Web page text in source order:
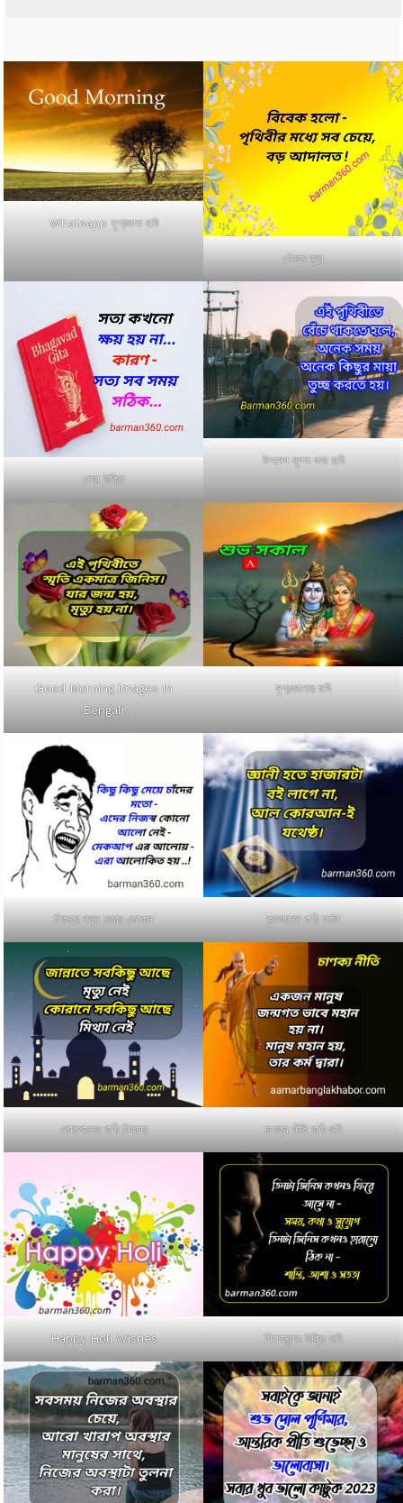
Whatsapp সুপ্রভাত ছবি
গৌতম বুদ্ধ
সেরা উক্তি
উপদেশ মূলক কথা ছবি
Good Morning images In
Bengali
সুপ্রভাতের ছবি
পিকচার নতুন মজার জোকস কুরআনের বাণী ফটো
কোরআনের বাণী পিকচার চাণক্য নীতি বাণী ছবি
Happy Holi Wishes শিক্ষামূলক উক্তি ছবি